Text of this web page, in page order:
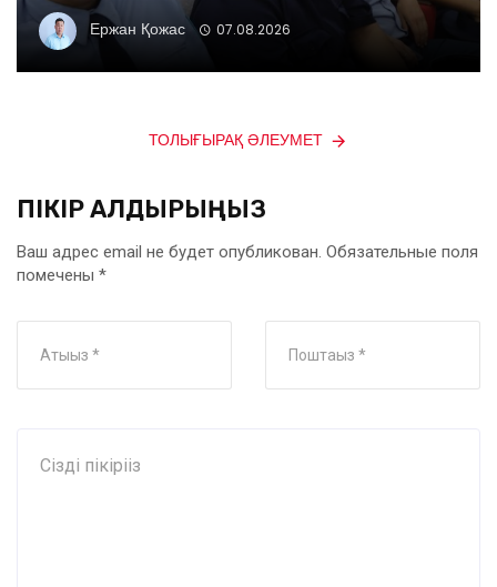
Ержан Қожас 07.08.2026
ТОЛЫҒЫРАҚ ӘЛЕУМЕТ
ПІКІР ҚАЛДЫРЫҢЫЗ
Ваш адрес email не будет опубликован. Обязательные поля
помечены *